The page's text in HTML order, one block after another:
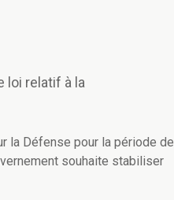
loi relatif à la
la Défense pour la période de
souhaite stabiliser